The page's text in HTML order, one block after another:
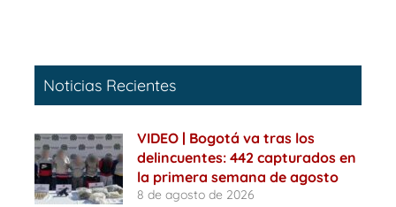
Noticias Recientes
VIDEO | Bogotá va tras los
delincuentes: 442 capturados en
la primera semana de agosto
8 de agosto de 2026